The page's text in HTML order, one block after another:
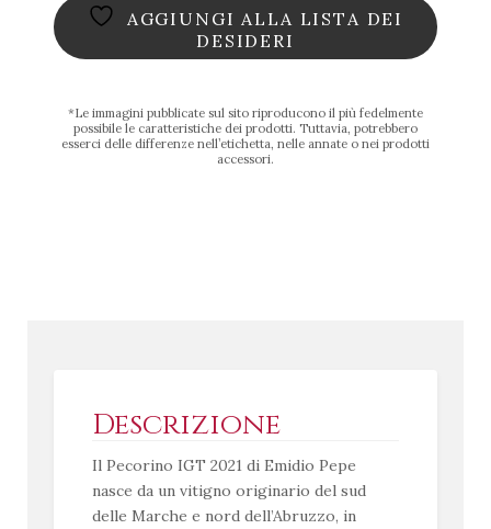
AGGIUNGI ALLA LISTA DEI
DESIDERI
*Le immagini pubblicate sul sito riproducono il più fedelmente
possibile le caratteristiche dei prodotti. Tuttavia, potrebbero
esserci delle differenze nell’etichetta, nelle annate o nei prodotti
accessori.
Descrizione
Il Pecorino IGT 2021 di Emidio Pepe
nasce da un vitigno originario del sud
delle Marche e nord dell’Abruzzo, in